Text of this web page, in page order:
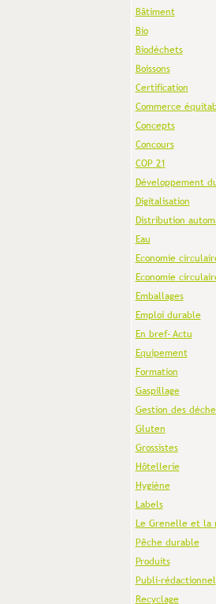
Bâtiment
Bio
Biodéchets
Boissons
Certification
Commerce
Concepts
Concours
COP 21
Développement
Digitalisation
Distribution
Eau
Economie
Economie
Emballages
Emploi durable
En bref- Actu
Equipement
Formation
Gaspillage
Gestion des
Gluten
Grossistes
Hôtellerie
Hygiène
Labels
Le Grenelle et la
Pêche durable
Produits
Publi-rédactionnel
Recyclage